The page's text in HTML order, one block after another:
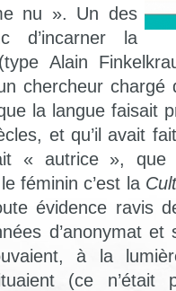
nu ». Un des
d’incarner la
Alain
chercheur chargé
la langue faisait
et qu’il avait
« autrice », que
féminin c’est la
évidence ravis
d’anonymat et
à la
(ce